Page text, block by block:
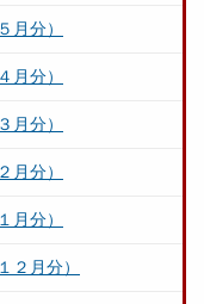
月分）
月分）
月分）
月分）
月分）
２月分）